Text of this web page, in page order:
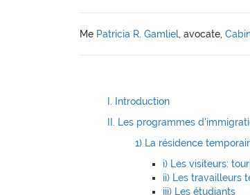
Me Patricia R. Gamliel, avocate,
I. Introduction
II. Les programmes
1) La résidence
i) Les visiteurs:
ii) Les travailleurs
iii) Les étudiants